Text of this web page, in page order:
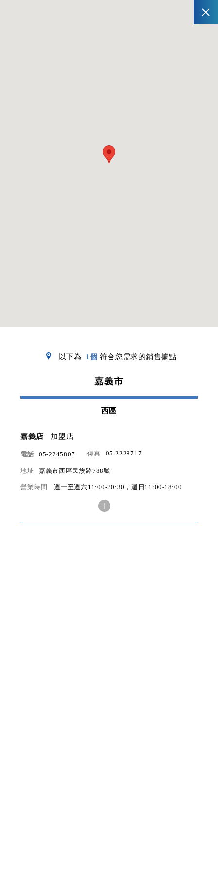
以下為 1個 符合您需求的銷售據點
嘉義市
西區
嘉義店 加盟店
電話 05-2245807 傳真 05-2228717
地址 嘉義市西區民族路788號
營業時間 週一至週六11:00-20:30，週日11:00-18:00